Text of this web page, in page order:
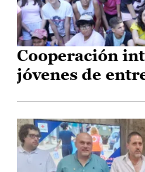
Cooperación
jóvenes de